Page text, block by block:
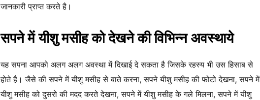
जानकारी प्राप्त करते है।
सपने में यीशु मसीह को देखने की विभिन्न अवस्थाये
यह सपना आपको अलग अलग अवस्था में दिखाई दे सकता है जिसके रहस्य भी उस हिसाब से
होते है। जैसे की सपने में यीशु मसीह से बाते करना, सपने यीशु मसीह की फोटो देखना, सपने में
यीशु मसीह को दुसरो की मदद करते देखना, सपने में यीशु मसीह के गले मिलना, सपने में यीशु